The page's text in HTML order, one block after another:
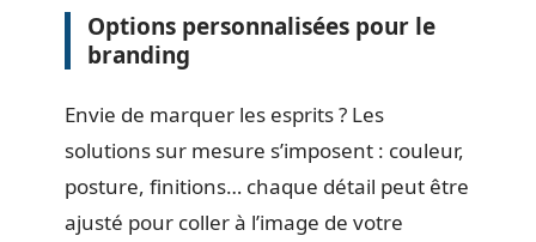
Options personnalisées pour le
branding
Envie de marquer les esprits ? Les
solutions sur mesure s’imposent : couleur,
posture, finitions… chaque détail peut être
ajusté pour coller à l’image de votre